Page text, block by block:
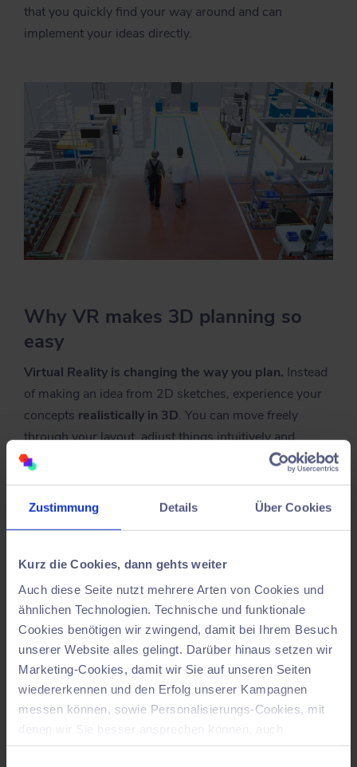
Zustimmung Details Über Cookies
Kurz die Cookies, dann gehts weiter
Auch diese Seite nutzt mehrere Arten von Cookies und
ähnlichen Technologien. Technische und funktionale
Cookies benötigen wir zwingend, damit bei Ihrem Besuch
unserer Website alles gelingt. Darüber hinaus setzen wir
Marketing-Cookies, damit wir Sie auf unseren Seiten
wiedererkennen und den Erfolg unserer Kampagnen
messen können, sowie Personalisierungs-Cookies, mit
denen wir Sie besser ansprechen können, auch
außerhalb unserer Webseiten. Dabei kann es
that you quickly find your way around and can
implement your ideas directly.
Why VR makes 3D planning so
easy
Virtual Reality is changing the way you plan. Instead
of making an idea from 2D sketches, experience your
concepts realistically in 3D. You can move freely
through your layout, adjust things intuitively and
immediately get a feel for whether your idea is
to understand and more efficient